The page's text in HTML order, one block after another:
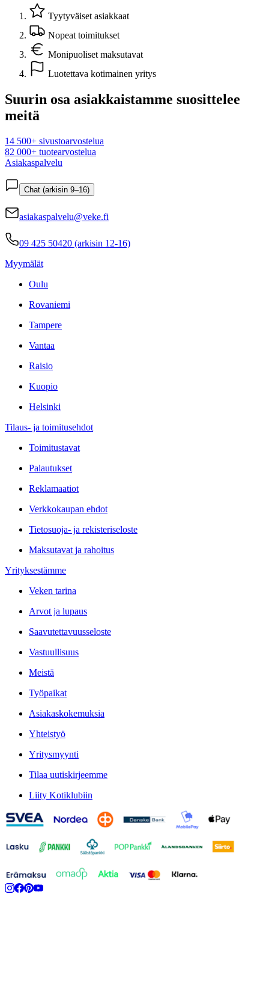
Tyytyväiset asiakkaat
Nopeat toimitukset
Monipuoliset maksutavat
Luotettava kotimainen yritys
Suurin osa asiakkaistamme suosittelee
meitä
14 500+ sivustoarvostelua
82 000+ tuotearvostelua
Asiakaspalvelu
Chat (arkisin 9–16)
asiakaspalvelu@veke.fi
09 425 50420 (arkisin 12-16)
Myymälät
Oulu
Rovaniemi
Tampere
Vantaa
Raisio
Kuopio
Helsinki
Tilaus- ja toimitusehdot
Toimitustavat
Palautukset
Reklamaatiot
Verkkokaupan ehdot
Tietosuoja- ja rekisteriseloste
Maksutavat ja rahoitus
Yrityksestämme
Veken tarina
Arvot ja lupaus
Saavutettavuusseloste
Vastuullisuus
Meistä
Työpaikat
Asiakaskokemuksia
Yhteistyö
Yritysmyynti
Tilaa uutiskirjeemme
Liity Kotiklubiin